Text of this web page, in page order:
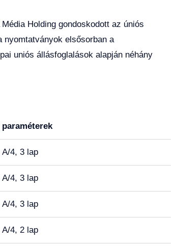
Holding gondoskodott az úniós
elsősorban a
uniós állásfoglalások alapján néhány
paraméterek
A/4, 3 lap
A/4, 3 lap
A/4, 3 lap
A/4, 2 lap